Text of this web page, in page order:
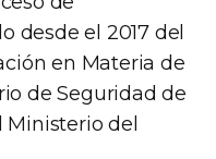
desde el 2017 del
en Materia de
de Seguridad de
Ministerio del